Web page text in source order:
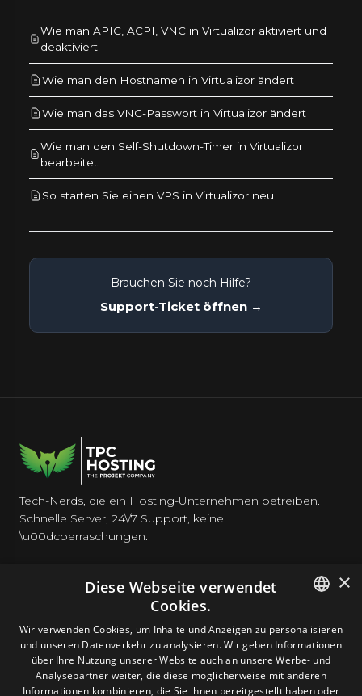
Wie man APIC, ACPI, VNC in Virtualizor aktiviert und
deaktiviert
Wie man den Hostnamen in Virtualizor ändert
Wie man das VNC-Passwort in Virtualizor ändert
Wie man den Self-Shutdown-Timer in Virtualizor
bearbeitet
So starten Sie einen VPS in Virtualizor neu
Brauchen Sie noch Hilfe?
Support-Ticket öffnen →
Tech-Nerds, die ein Hosting-Unternehmen betreiben.
Schnelle Server, 24\/7 Support, keine
\u00dcberraschungen.
HOSTING
DOMAINS & E-MAIL
ENGLISH
ROMANIAN
×
Diese Webseite verwendet
Cookies.
Wir verwenden Cookies, um Inhalte und Anzeigen zu personalisieren
und unseren Datenverkehr zu analysieren. Wir geben Informationen
über Ihre Nutzung unserer Website auch an unsere Werbe- und
Analysepartner weiter, die diese möglicherweise mit anderen
Informationen kombinieren, die Sie ihnen bereitgestellt haben oder